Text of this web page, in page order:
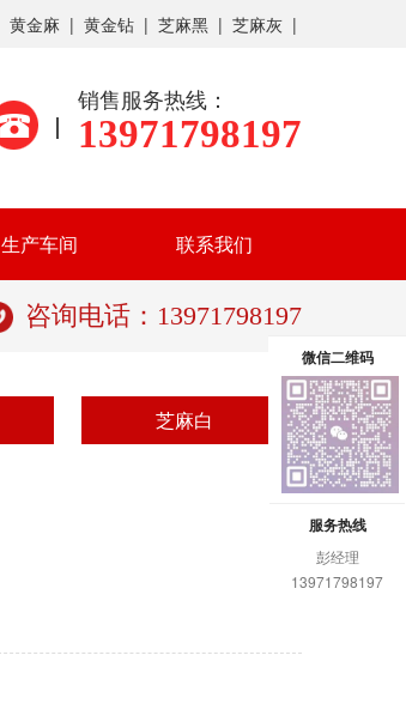
黄金麻 | 黄金钻 | 芝麻黑 | 芝麻灰 |
销售服务热线：
13971798197
生产车间 联系我们
咨询电话：13971798197
芝麻白
微信二维码
服务热线
彭经理
13971798197